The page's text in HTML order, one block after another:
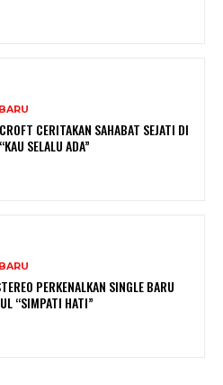
CERITAKAN SAHABAT SEJATI DI
SELALU ADA”
PERKENALKAN SINGLE BARU
“SIMPATI HATI”